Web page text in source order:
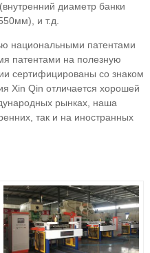
диаметр банки
и т.д.
национальными патентами
патентами на полезную
сертифицированы со знаком
Xin Qin отличается хорошей
рынках, наша
так и на иностранных